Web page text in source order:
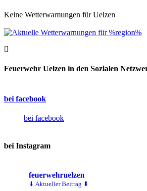
Keine Wetterwarnungen für Uelzen
Feuerwehr Uelzen in den Sozialen
bei facebook
bei facebook
bei Instagram
feuerwehruelzen
⬇ Aktueller Beitrag ⬇